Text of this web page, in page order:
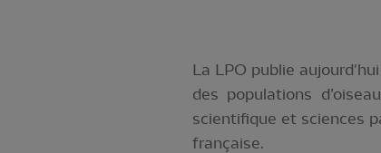
La LPO publie
des populations
scientifique et sciences
française.